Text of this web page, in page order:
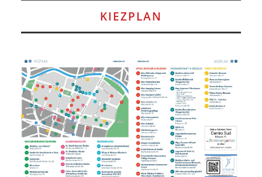
KIEZPLAN